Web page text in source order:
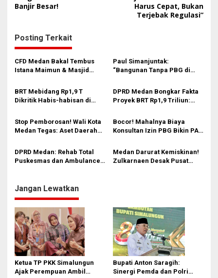
i
a
s
i
p
o
s
Banjir Besar!
Harus Cepat, Bukan
Terjebak Regulasi”
Posting Terkait
CFD Medan Bakal Tembus
Istana Maimun & Masjid
Paul Simanjuntak:
“Bangunan Tanpa PBG di
Rumah Mewah Diamuk
Satpol PP
BRT Mebidang Rp1,9 T
Dikritik Habis-habisan di
“Jangan Samakan Jalan Kita
dengan Jakarta, Ini Beda!”
DPRD Medan Bongkar Fakta
Proyek BRT Rp1,9 Triliun:
& Macet Makin Parah
Stop Pemborosan! Wali Kota
Medan Tegas: Aset Daerah
Ini Langkahnya
Bocor! Mahalnya Biaya
Konsultan Izin PBG Bikin PAD
DPRD Langsung Bentuk
Pansus
DPRD Medan: Rehab Total
Puskesmas dan Ambulance
Medan Darurat Kemiskinan!
Zulkarnaen Desak Pusat
Jangan Lewatkan
Ketua TP PKK Simalungun
Ajak Perempuan Ambil
Bupati Anton Saragih:
Sinergi Pemda dan Polri